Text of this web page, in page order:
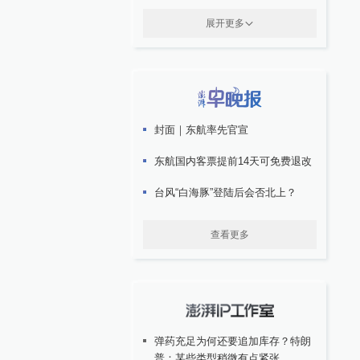
展开更多
封面｜东航率先官宣
东航国内客票提前14天可免费退改
台风“白海豚”登陆后会否北上？
查看更多
弹药充足为何还要追加库存？特朗